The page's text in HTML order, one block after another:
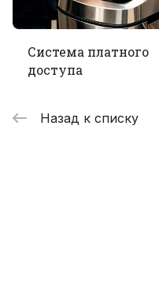
Система платного
доступа
Назад к списку